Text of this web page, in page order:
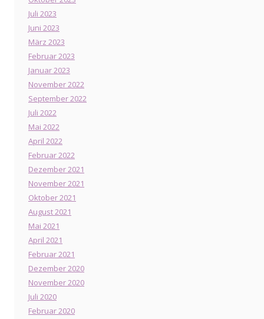
Juli 2023
Juni 2023
März 2023
Februar 2023
Januar 2023
November 2022
September 2022
Juli 2022
Mai 2022
April 2022
Februar 2022
Dezember 2021
November 2021
Oktober 2021
August 2021
Mai 2021
April 2021
Februar 2021
Dezember 2020
November 2020
Juli 2020
Februar 2020